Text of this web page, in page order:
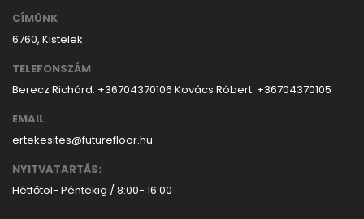
CÍMÜNK
6760, Kistelek
TELEFONSZÁM
Berecz Richárd: +36704370106 Kovács Róbert: +36704370105
EMAIL
ertekesites@futurefloor.hu
NYITVATARTÁS:
Hétfőtöl- Péntekig / 8:00- 16:00